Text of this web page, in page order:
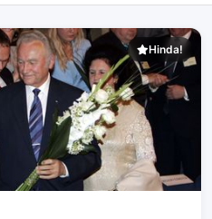
Hinda!